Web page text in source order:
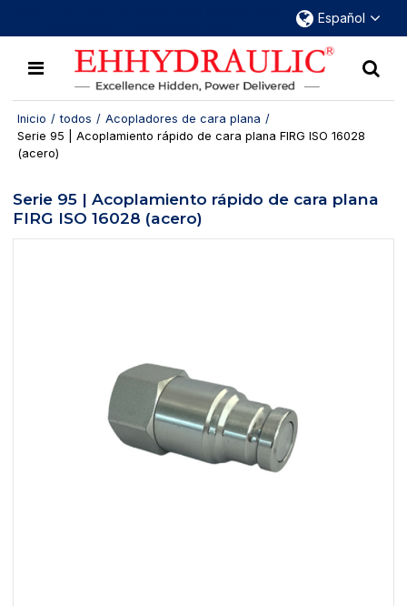
Español
Inicio / todos / Acopladores de cara plana /
Serie 95 | Acoplamiento rápido de cara plana FIRG ISO 16028
(acero)
Serie 95 | Acoplamiento rápido de cara plana
FIRG ISO 16028 (acero)